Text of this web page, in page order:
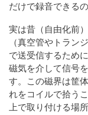
だけで録音できる
実は昔（自由化前
（真空管やトラン
で送受信するため
磁気を介して信号
す。この磁界は筐
れをコイルで拾う
上で取り付ける場